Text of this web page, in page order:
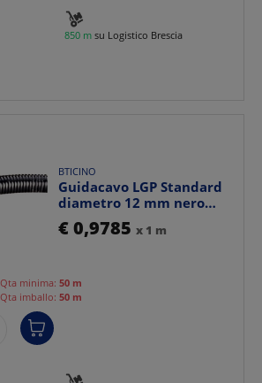
850 m su Logistico Brescia
BTICINO
Guidacavo LGP Standard
diametro 12 mm nero
materiale PA6.6 antinc...
€ 0,9785 x 1 m
Qta minima: 50 m
Qta imballo: 50 m